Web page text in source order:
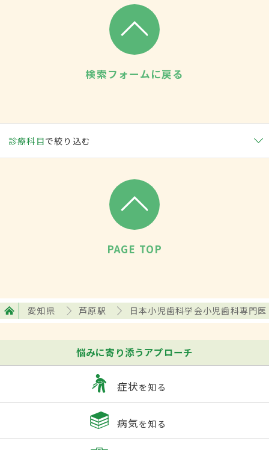
検索フォームに戻る
診療科目で絞り込む
PAGE TOP
愛知県 芦原駅 日本小児歯科学会小児歯科専門医
悩みに寄り添うアプローチ
症状を知る
病気を知る